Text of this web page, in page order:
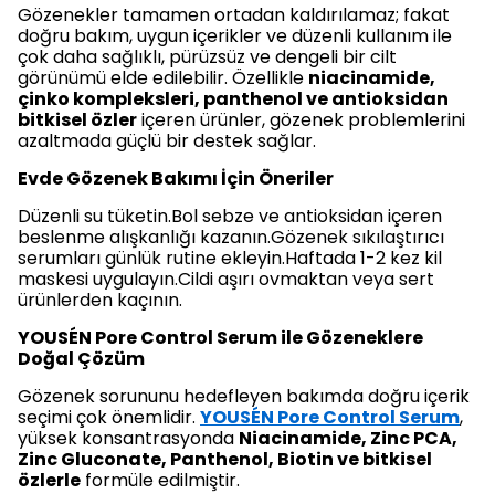
Gözenekler tamamen ortadan kaldırılamaz; fakat
doğru bakım, uygun içerikler ve düzenli kullanım ile
çok daha sağlıklı, pürüzsüz ve dengeli bir cilt
görünümü elde edilebilir. Özellikle niacinamide,
çinko kompleksleri, panthenol ve antioksidan
bitkisel özleriçeren ürünler, gözenek problemlerini
azaltmada güçlü bir destek sağlar.
Evde Gözenek Bakımı İçin Öneriler
Düzenli su tüketin.Bol sebze ve antioksidan içeren
beslenme alışkanlığı kazanın.Gözenek sıkılaştırıcı
serumları günlük rutine ekleyin.Haftada 1-2 kez kil
maskesi uygulayın.Cildi aşırı ovmaktan veya sert
ürünlerden kaçının.
YOUSÉN Pore Control Serum ile Gözeneklere
Doğal Çözüm
Gözenek sorununu hedefleyen bakımda doğru içerik
seçimi çok önemlidir. YOUSÉN Pore Control Serum,
yüksek konsantrasyonda Niacinamide, Zinc PCA,
Zinc Gluconate, Panthenol, Biotin ve bitkisel
özlerle formüle edilmiştir.